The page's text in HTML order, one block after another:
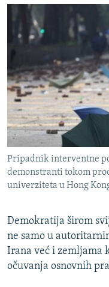
INFOGRAFIKE
KINA NA BALKANU
RSE PRIČE IZ SVIJETA
DNEVNO@RSE
SPECIJALI RSE
VIŠE OD NASLOVA
GENOCID U SREBRENICI
POPLAVE I KLIZIŠTA U BIH
TV LIBERTY
MOJA EVROPA
TRI DECENIJE OD RATA U
SVE KARTE DEJTONA
PRATITE NAS
Sve RFE/RL stranice
Pripadnik interventne
demonstranti tokom
univerziteta u Hong
Demokratija širom
ne samo u
Irana već i zemljama
očuvanja osnovnih